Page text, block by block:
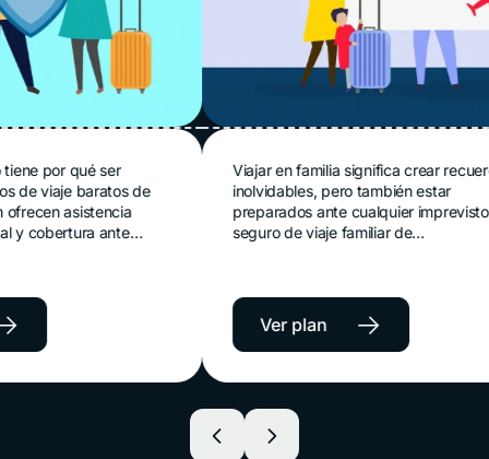
ser
de
ante
Seguro de viaje
familiar
Viajar en familia significa crear recuerdos
inolvidables, pero también estar
preparados ante cualquier imprevisto. El
seguro de viaje familiar de
todos los integrantes del viaje,
permitiéndoles disfrutar sus vacaciones con
tranquilidad y respaldo en cualquier
destino.
→